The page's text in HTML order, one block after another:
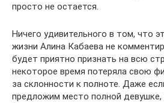
просто не остается.
Ничего удивительного в том, что
жизни Алина Кабаева не
будет приятно признать на всю
некоторое время потеряла свою
за склонности к полноте. Даже
предложим место полной